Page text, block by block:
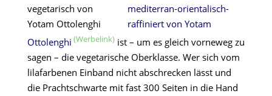
mediterran-orientalisch-
raffiniert von Yotam
Ottolenghi
ist – um es gleich vorneweg zu
sagen – die vegetarische Oberklasse. Wer sich vom
lilafarbenen Einband nicht abschrecken lässt und
die Prachtschwarte mit fast 300 Seiten in die Hand